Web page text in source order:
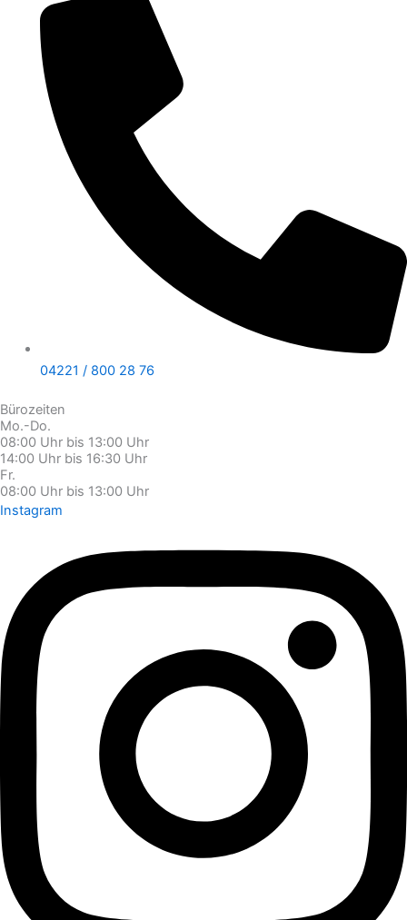
04221 / 800 28 76
Bürozeiten
Mo.-Do.
08:00 Uhr bis 13:00 Uhr
14:00 Uhr bis 16:30 Uhr
Fr.
08:00 Uhr bis 13:00 Uhr
Instagram